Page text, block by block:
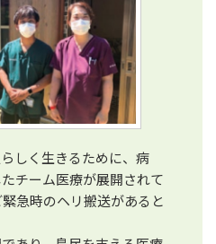
しく生きるために、病
チーム医療が展開されて
急時のヘリ搬送があると